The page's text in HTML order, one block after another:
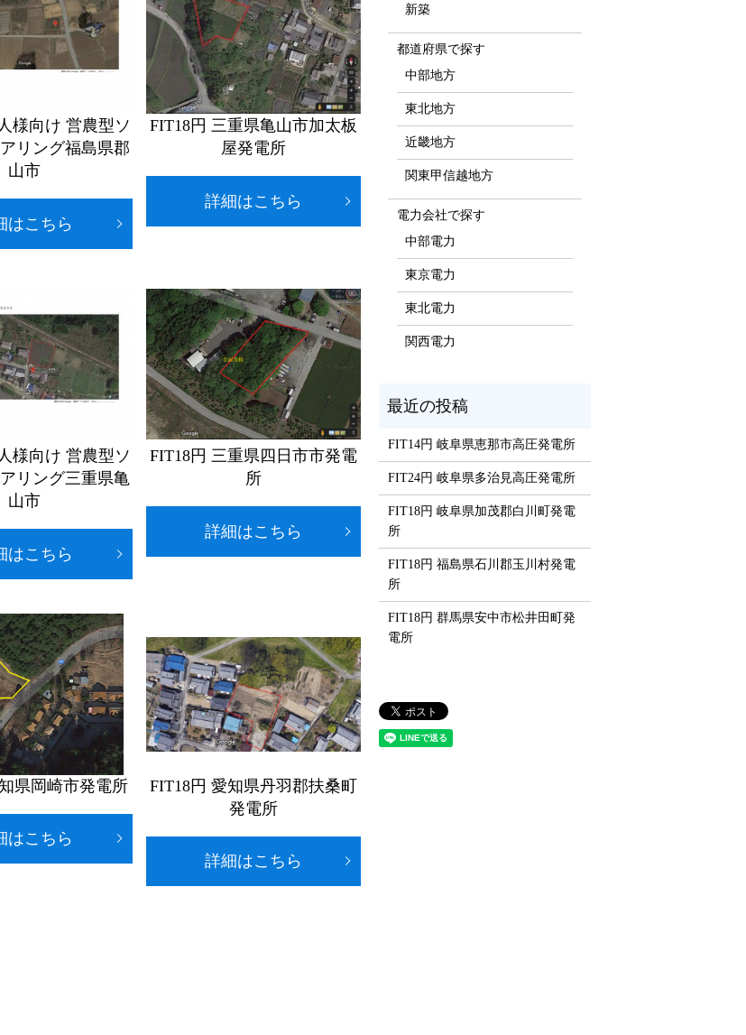
様向け 営農型ソ
リング福島県郡
山市
はこちら
FIT18円 三重県亀山市加太板
屋発電所
詳細はこちら
様向け 営農型ソ
リング三重県亀
山市
はこちら
FIT18円 三重県四日市市発電
所
詳細はこちら
県岡崎市発電所
はこちら
FIT18円 愛知県丹羽郡扶桑町
発電所
詳細はこちら
新築
都道府県で探す
中部地方
東北地方
近畿地方
関東甲信越地方
電力会社で探す
中部電力
東京電力
東北電力
関西電力
FIT14円 岐阜県恵那市高圧発電所
FIT24円 岐阜県多治見高圧発電所
FIT18円 岐阜県加茂郡白川町発電
所
FIT18円 福島県石川郡玉川村発電
所
FIT18円 群馬県安中市松井田町発
電所